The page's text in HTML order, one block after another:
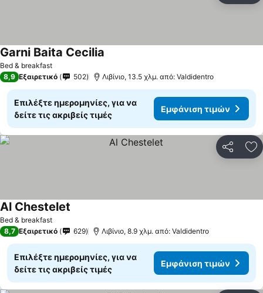
Bed & breakfast
Garni Baita Cecilia
8,9 Εξαιρετικό 502 Λιβίνιο, 13.5 χλμ. από: Valdidentro
Επιλέξτε ημερομηνίες, για να
δείτε τις ακριβείς τιμές
Εμφάνιση τιμών
Bed & breakfast
Al Chestelet
8,7 Εξαιρετικό 629 Λιβίνιο, 8.9 χλμ. από: Valdidentro
Επιλέξτε ημερομηνίες, για να
δείτε τις ακριβείς τιμές
Εμφάνιση τιμών